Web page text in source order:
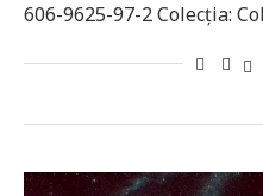
606-9625-97-2 Colecţia: